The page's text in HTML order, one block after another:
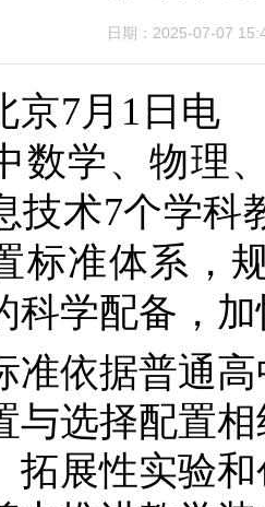
日期：2025-07-07
京7月1日电
数学、物理
技术7个学科
标准体系，
科学配备，
准依据普通
与选择配置
拓展性实验